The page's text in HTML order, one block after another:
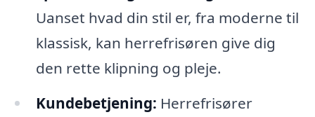
Uanset hvad din stil er, fra moderne til
klassisk, kan herrefrisøren give dig
den rette klipning og pleje.
Kundebetjening: Herrefrisører